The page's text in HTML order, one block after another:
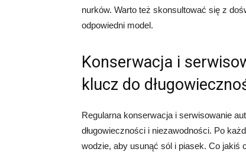
nurków. Warto też skonsultować się z
odpowiedni model.
Konserwacja i
klucz do
Regularna konserwacja i serwisowanie
długowieczności i niezawodności. Po
wodzie, aby usunąć sól i piasek. Co jakiś